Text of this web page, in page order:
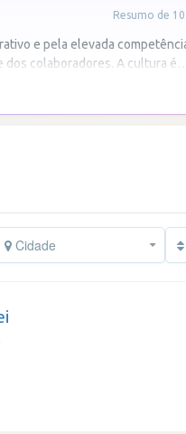
Resumo de
e pela elevada
colaboradores. A cultura é
Cidade